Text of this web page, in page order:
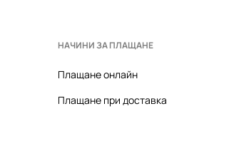
НАЧИНИ ЗА ПЛАЩАНЕ
Плащане онлайн
Плащане при доставка